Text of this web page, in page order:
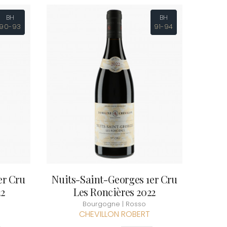
MARC
VAN-CANNEYT CHARLES
VAROILLES
VIGNES DU MAYNES
VIOLOT-GUILLEMARD JOANNES
VITTEAUT-ALBERTI
VOCORET ELENI & EDOUARD
VOILLOT JOSEPH
VOUGERAIE
BH
90-93
Cru
BH
91-94
Nuits-Saint-Georges 1er Cru
Les Roncières 2022
Bourgogne | Rosso
CHEVILLON ROBERT